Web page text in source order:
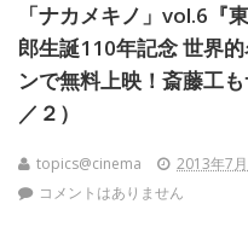
「ナカメキノ」vol.6『
郎生誕110年記念 世界
ンで無料上映！斎藤工
／２）
topics@cinema 2013年7
コメントはありません